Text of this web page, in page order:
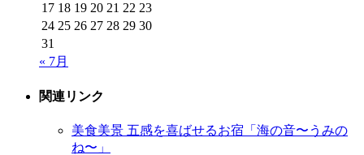
17 18 19 20 21 22 23
24 25 26 27 28 29 30
31
« 7月
関連リンク
美食美景 五感を喜ばせるお宿「海の音〜うみの
ね〜」